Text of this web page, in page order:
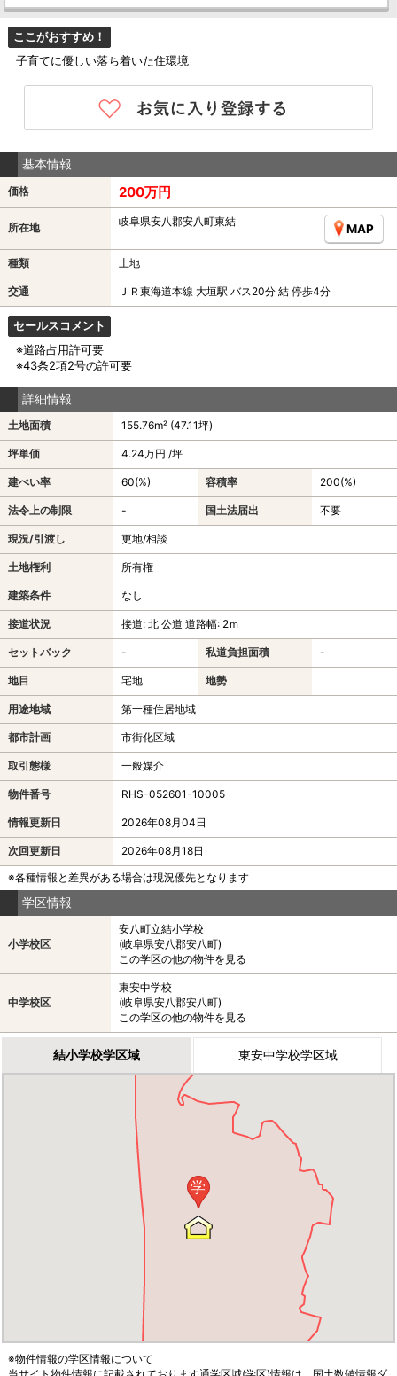
ここがおすすめ！
子育てに優しい落ち着いた住環境
基本情報
価格 200万円
所在地 岐阜県安八郡安八町東結
MAP
種類 土地
交通 ＪＲ東海道本線 大垣駅 バス20分 結 停歩4分
セールスコメント
※道路占用許可要
※43条2項2号の許可要
詳細情報
土地面積 155.76m² (47.11坪)
坪単価 4.24万円 /坪
建ぺい率 60(%) 容積率 200(%)
法令上の制限 - 国土法届出 不要
現況/引渡し 更地/相談
土地権利 所有権
建築条件 なし
接道状況 接道: 北 公道 道路幅: 2ｍ
セットバック - 私道負担面積 -
地目 宅地 地勢
用途地域 第一種住居地域
都市計画 市街化区域
取引態様 一般媒介
物件番号 RHS-052601-10005
情報更新日 2026年08月04日
次回更新日
2026年08月18日
※各種情報と差異がある場合は現況優先となります
学区情報
小学校区
安八町立結小学校
(岐阜県安八郡安八町)
この学区の他の物件を見る
中学校区
東安中学校
(岐阜県安八郡安八町)
この学区の他の物件を見る
結小学校学区域 東安中学校学区域
学
※物件情報の学区情報について